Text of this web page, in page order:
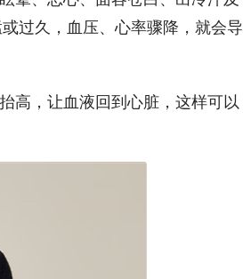
过久，血压、心率骤降，就会导
高，让血液回到心脏，这样可以